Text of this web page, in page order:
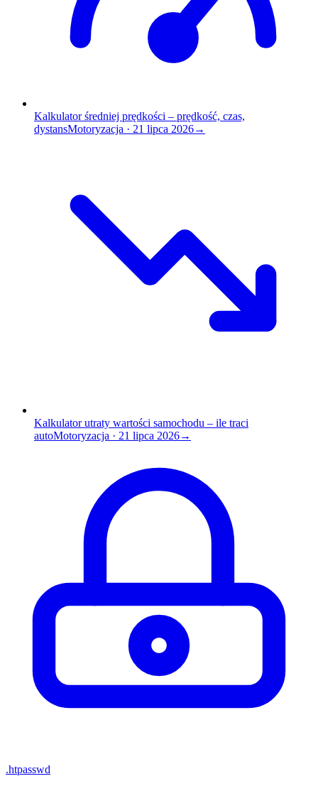
Kalkulator średniej prędkości – prędkość, czas,
dystansMotoryzacja · 21 lipca 2026→
Kalkulator utraty wartości samochodu – ile traci
autoMotoryzacja · 21 lipca 2026→
.htpasswd